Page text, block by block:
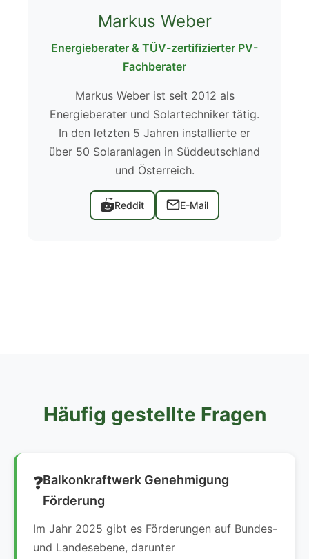
Markus Weber
Energieberater & TÜV-zertifizierter PV-
Fachberater
Markus Weber ist seit 2012 als
Energieberater und Solartechniker tätig.
In den letzten 5 Jahren installierte er
über 50 Solaranlagen in Süddeutschland
und Österreich.
Reddit E-Mail
Häufig gestellte Fragen
Balkonkraftwerk Genehmigung
Förderung
Im Jahr 2025 gibt es Förderungen auf Bundes-
und Landesebene, darunter